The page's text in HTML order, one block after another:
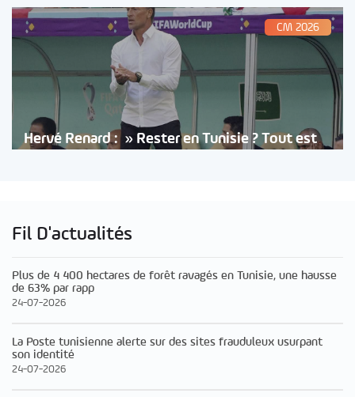
CM 2026
Hervé Renard : » Rester en Tunisie ? Tout est
Fil D'actualités
Plus de 4 400 hectares de forêt ravagés en Tunisie, une hausse
de 63% par rapp
24-07-2026
La Poste tunisienne alerte sur des sites frauduleux usurpant
son identité
24-07-2026